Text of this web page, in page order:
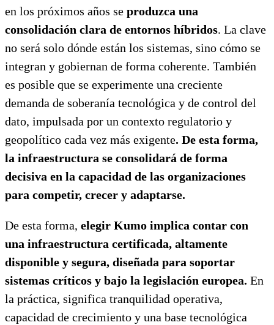
en los próximos años se produzca una
consolidación clara de entornos híbridos. La clave
no será solo dónde están los sistemas, sino cómo se
integran y gobiernan de forma coherente. También
es posible que se experimente una creciente
demanda de soberanía tecnológica y de control del
dato, impulsada por un contexto regulatorio y
geopolítico cada vez más exigente. De esta forma,
la infraestructura se consolidará de forma
decisiva en la capacidad de las organizaciones
para competir, crecer y adaptarse.
De esta forma, elegir Kumo implica contar con
una infraestructura certificada, altamente
disponible y segura, diseñada para soportar
sistemas críticos y bajo la legislación europea. En
la práctica, significa tranquilidad operativa,
capacidad de crecimiento y una base tecnológica